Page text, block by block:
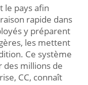
le pays afin
rapide dans
y préparent
les mettent
Ce système
des millions de
CC, connaît